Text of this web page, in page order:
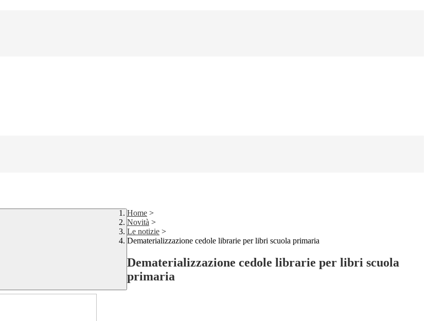
Home >
Novità >
Le notizie >
Dematerializzazione cedole librarie per libri scuola primaria
Dematerializzazione cedole librarie per libri scuola
primaria